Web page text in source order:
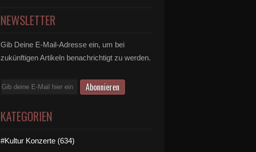
NEWSLETTER
Gib Deine E-Mail-Adresse ein, um bei
zukünftigen Artikeln benachrichtigt zu werden.
E-
KATEGORIEN
#Kultur Konzerte (634)